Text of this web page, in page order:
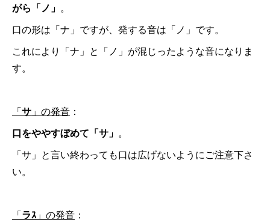
がら「ノ」 。
口の形は「ナ」ですが、発する音は「ノ」です。
これにより「ナ」と「ノ」が混じったような音になりま
す。
「サ 」の発音 ：
口をややすぼめて「サ」 。
「サ」と言い終わっても口は広げないようにご注意下さ
い。
「ラｽ 」の発音 ：